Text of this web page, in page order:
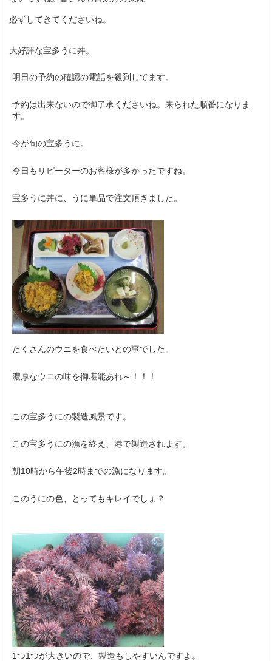
必ずしてきてくださいね。
大好評な宝多うに丼。
明日の予約の確認の電話を殺到してます。
予約は出来ないので御了承くださいね。来られた順番になりま
す。
今が旬の宝多うに。
今日もリピーターのお客様が多かったですね。
宝多うに丼に、うに単品で注文頂きました。
たくさんのウニを食べたいとの事でした。
濃厚なウニの味を御堪能あれ～！！！
この宝多うにの製造風景です。
この宝多うにの漁を終え、港で製造されます。
朝10時から午後2時までの漁になります。
このうにの色、とってもキレイでしょ？
1つ1つが大きいので、製造もしやすいんですよ。